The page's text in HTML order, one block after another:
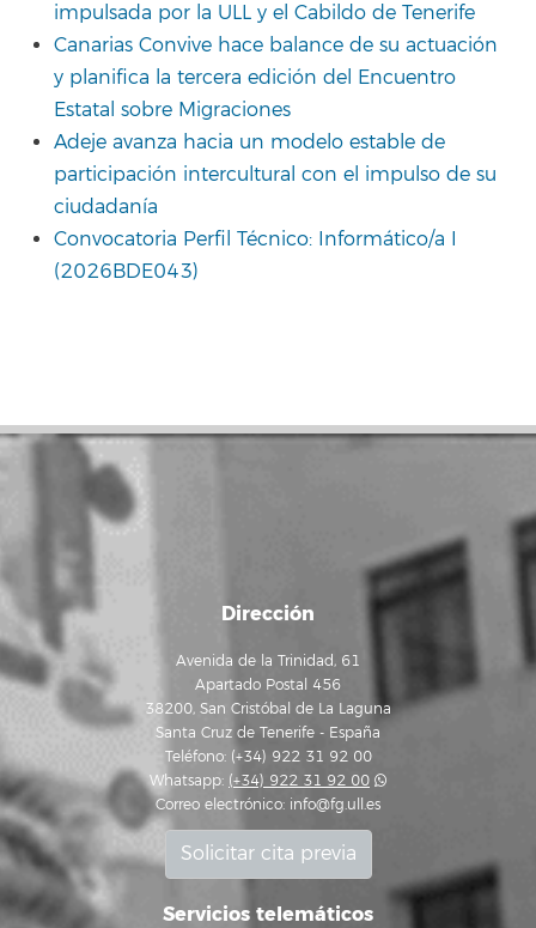
impulsada por la ULL y el Cabildo de Tenerife
Canarias Convive hace balance de su actuación
y planifica la tercera edición del Encuentro
Estatal sobre Migraciones
Adeje avanza hacia un modelo estable de
participación intercultural con el impulso de su
ciudadanía
Convocatoria Perfil Técnico: Informático/a I
(2026BDE043)
Dirección
Avenida de la Trinidad, 61
Apartado Postal 456
38200, San Cristóbal de La Laguna
Santa Cruz de Tenerife - España
Teléfono: (+34) 922 31 92 00
Whatsapp: (+34) 922 31 92 00
Correo electrónico: info@fg.ull.es
Solicitar cita previa
Servicios telemáticos